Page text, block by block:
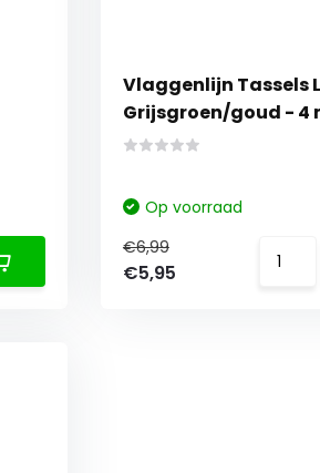
Vlaggenlijn Tassels
Grijsgroen/goud - 4
Op voorraad
€6,99
€5,95